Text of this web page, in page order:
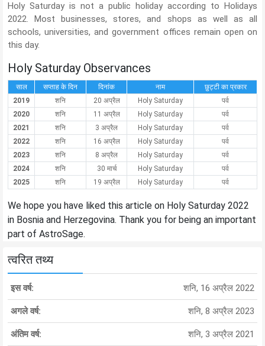
Holy Saturday is not a public holiday according to Holidays
2022. Most businesses, stores, and shops as well as all
schools, universities, and government offices remain open on
this day.
Holy Saturday Observances
साल सप्ताह के दिन दिनांक नाम
छुट्टी का प्रकार
2019
शनि 20 अप्रैल Holy Saturday
पर्व
2020
शनि 11 अप्रैल Holy Saturday
पर्व
2021
शनि 3 अप्रैल Holy Saturday
पर्व
2022
शनि 16 अप्रैल Holy Saturday
पर्व
2023
शनि 8 अप्रैल Holy Saturday
पर्व
2024
शनि 30 मार्च Holy Saturday
पर्व
2025
शनि 19 अप्रैल Holy Saturday पर्व
We hope you have liked this article on Holy Saturday 2022
in Bosnia and Herzegovina. Thank you for being an important
part of AstroSage.
त्वरित तथ्य
इस वर्ष: शनि, 16 अप्रैल 2022
अगले वर्ष: शनि, 8 अप्रैल 2023
अंतिम वर्ष: शनि, 3 अप्रैल 2021